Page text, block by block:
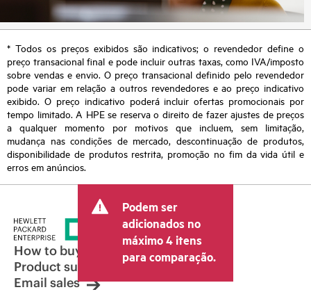
* Todos os preços exibidos são indicativos; o revendedor define o
preço transacional final e pode incluir outras taxas, como IVA/imposto
sobre vendas e envio. O preço transacional definido pelo revendedor
pode variar em relação a outros revendedores e ao preço indicativo
exibido. O preço indicativo poderá incluir ofertas promocionais por
tempo limitado. A HPE se reserva o direito de fazer ajustes de preços
a qualquer momento por motivos que incluem, sem limitação,
mudança nas condições de mercado, descontinuação de produtos,
disponibilidade de produtos restrita, promoção no fim da vida útil e
erros em anúncios.
Podem ser
adicionados no
máximo 4 itens
para comparação.
How to buy
Product support
Email sales